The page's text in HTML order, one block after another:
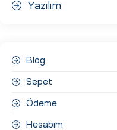
Yazılım
Blog
Sepet
Ödeme
Hesabım